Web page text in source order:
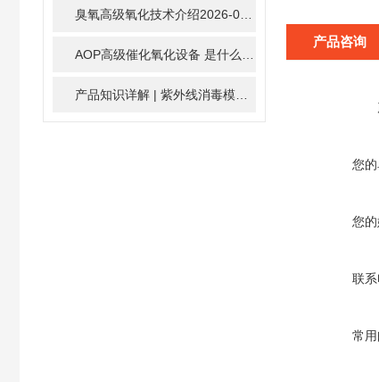
臭氧高级氧化技术介绍2026-02-27
产品咨询
您的
您的
联系
常用